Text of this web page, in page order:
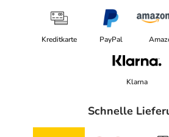
Kreditkarte PayPal
Klarna
Schnelle